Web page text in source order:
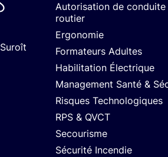
Autorisation de conduite
routier
Ergonomie
Formateurs Adultes
Habilitation Électrique
Management Santé &
Risques Technologiques
RPS & QVCT
Secourisme
Sécurité Incendie